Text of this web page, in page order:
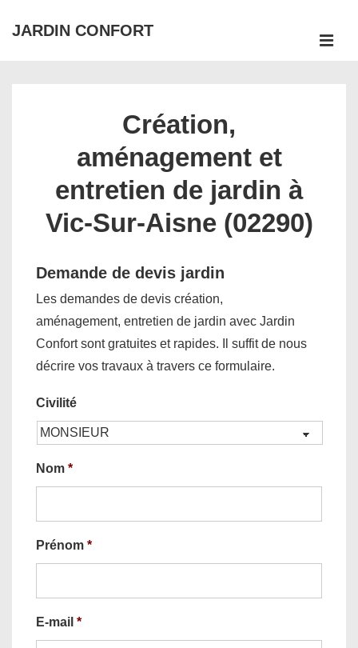
passer
JARDIN CONFORT
Création,
aménagement et
entretien de jardin à
Vic-Sur-Aisne (02290)
Demande de devis jardin
Les demandes de devis création,
aménagement, entretien de jardin avec Jardin
Confort sont gratuites et rapides. Il suffit de nous
décrire vos travaux à travers ce formulaire.
Civilité
Nom *
Prénom *
E-mail *